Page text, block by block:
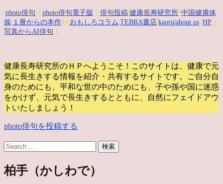
photo俳句 photo俳句電子版 俳句投稿 健康長寿研究所 中国健康体
操 １冊からの本作 り| おもしろコラム TEBRA書店 kaoru |about us HP
写真からAI俳句
健康長寿研究所のＨＰへようこそ！このサイトは、健康で元
気に長生きする情報を紹介・共有するサイトです。
ご自分自
身のためにも、平和な世の中のためにも、子や孫や国に迷惑
をかけず、元気で長生きするとともに、自然にフェイドアウ
トいたしましょう！
photo俳句を投稿する
柏手（かしわで）